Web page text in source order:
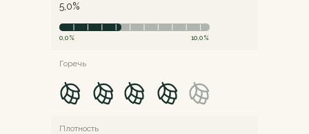
Плотность
5,0%
Горечь
0,0% 10,0%